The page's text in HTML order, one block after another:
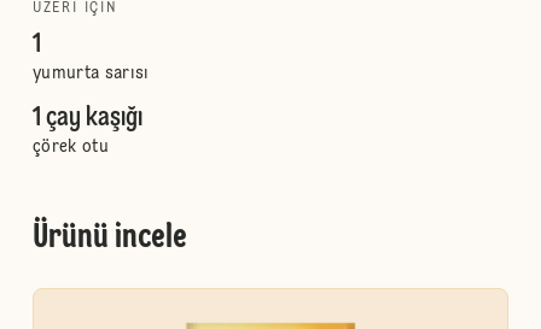
ÜZERI IÇIN
1
yumurta sarısı
1 çay kaşığı
çörek otu
Ürünü incele